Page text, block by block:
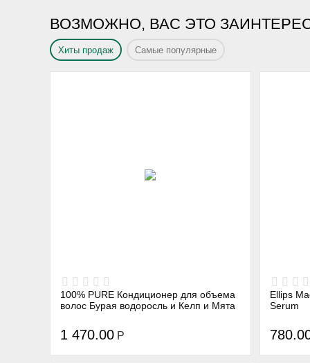
ВОЗМОЖНО, ВАС ЭТО
Хиты продаж Самые популярные
100% PURE Кондиционер для объема
волос Бурая водоросль и Келп и Мята
1 470.00 Р
Ellips
Serum